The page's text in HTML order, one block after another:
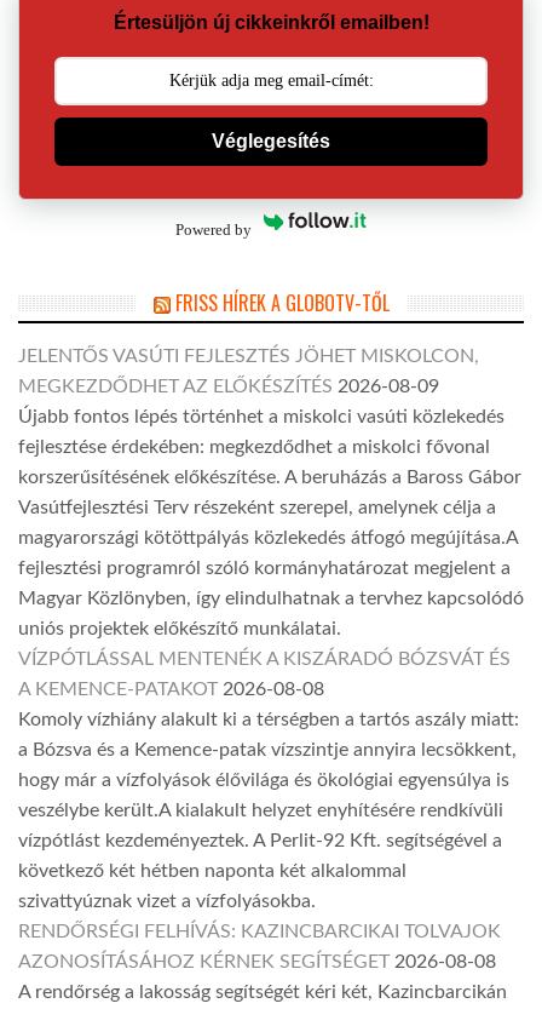
Értesüljön új cikkeinkről emailben!
Véglegesítés
Powered by
FRISS HÍREK A GLOBOTV-TŐL
JELENTŐS VASÚTI FEJLESZTÉS JÖHET MISKOLCON,
MEGKEZDŐDHET AZ ELŐKÉSZÍTÉS 2026-08-09
Újabb fontos lépés történhet a miskolci vasúti közlekedés
fejlesztése érdekében: megkezdődhet a miskolci fővonal
korszerűsítésének előkészítése. A beruházás a Baross Gábor
Vasútfejlesztési Terv részeként szerepel, amelynek célja a
magyarországi kötöttpályás közlekedés átfogó megújítása.A
fejlesztési programról szóló kormányhatározat megjelent a
Magyar Közlönyben, így elindulhatnak a tervhez kapcsolódó
uniós projektek előkészítő munkálatai.
VÍZPÓTLÁSSAL MENTENÉK A KISZÁRADÓ BÓZSVÁT ÉS
A KEMENCE-PATAKOT 2026-08-08
Komoly vízhiány alakult ki a térségben a tartós aszály miatt:
a Bózsva és a Kemence-patak vízszintje annyira lecsökkent,
hogy már a vízfolyások élővilága és ökológiai egyensúlya is
veszélybe került.A kialakult helyzet enyhítésére rendkívüli
vízpótlást kezdeményeztek. A Perlit-92 Kft. segítségével a
következő két hétben naponta két alkalommal
szivattyúznak vizet a vízfolyásokba.
RENDŐRSÉGI FELHÍVÁS: KAZINCBARCIKAI TOLVAJOK
AZONOSÍTÁSÁHOZ KÉRNEK SEGÍTSÉGET 2026-08-08
A rendőrség a lakosság segítségét kéri két, Kazincbarcikán